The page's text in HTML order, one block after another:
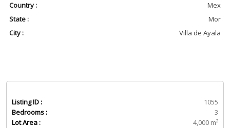
Country :
Mex
State :
Mor
City :
Villa de Ayala
Listing ID :
1055
Bedrooms :
3
Lot Area :
4,000 m²